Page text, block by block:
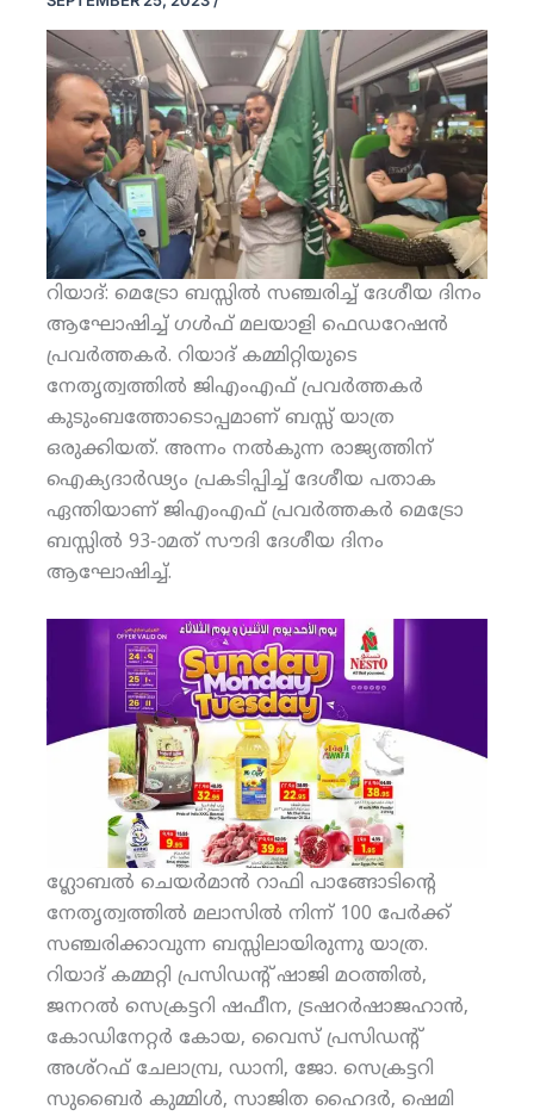
റിയാദ്: മെട്രോ ബസ്സില്‍ സഞ്ചരിച്ച് ദേശീയ ദിനം
ആഘോഷിച്ച് ഗള്‍ഫ് മലയാളി ഫെഡറേഷന്‍
പ്രവര്‍ത്തകര്‍. റിയാദ് കമ്മിറ്റിയുടെ
നേതൃത്വത്തില്‍ ജിഎംഎഫ് പ്രവര്‍ത്തകര്‍
കുടുംബത്തോടൊപ്പമാണ് ബസ്സ് യാത്ര
ഒരുക്കിയത്. അന്നം നല്‍കുന്ന രാജ്യത്തിന്
ഐക്യദാര്‍ഢ്യം പ്രകടിപ്പിച്ച് ദേശീയ പതാക
ഏന്തിയാണ് ജിഎംഎഫ് പ്രവര്‍ത്തകര്‍ മെട്രോ
ബസ്സില്‍ 93-ാമത് സൗദി ദേശീയ ദിനം
ആഘോഷിച്ച്.
ഗ്ലോബല്‍ ചെയര്‍മാന്‍ റാഫി പാങ്ങോടിന്റെ
നേതൃത്വത്തില്‍ മലാസില്‍ നിന്ന് 100 പേര്‍ക്ക്
സഞ്ചരിക്കാവുന്ന ബസ്സിലായിരുന്നു യാത്ര.
റിയാദ് കമ്മറ്റി പ്രസിഡന്റ് ഷാജി മഠത്തില്‍,
ജനറല്‍ സെക്രട്ടറി ഷഫീന, ട്രഷറര്‍ഷാജഹാന്‍,
കോഡിനേറ്റര്‍ കോയ, വൈസ് പ്രസിഡന്റ്
അശ്‌റഫ് ചേലാമ്പ്ര, ഡാനി, ജോ. സെക്രട്ടറി
സുബൈര്‍ കുമ്മിള്‍, സാജിത ഹൈദര്‍, ഷെമി